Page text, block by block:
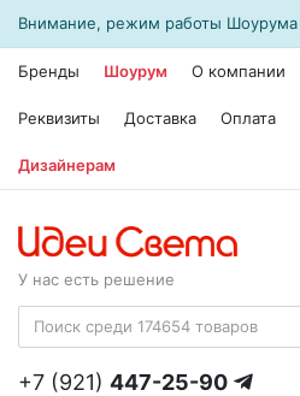
Внимание, режим работы Шоурума
Бренды Шоурум О компании
Реквизиты Доставка Оплата
Дизайнерам
У нас есть решение
+7 (921) 447-25-90